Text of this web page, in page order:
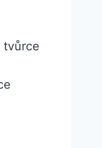
tvůrce